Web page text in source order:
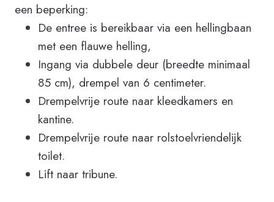
een beperking:
De entree is bereikbaar via een hellingbaan
met een flauwe helling,
Ingang via dubbele deur (breedte minimaal
85 cm), drempel van 6 centimeter.
Drempelvrije route naar kleedkamers en
kantine.
Drempelvrije route naar rolstoelvriendelijk
toilet.
Lift naar tribune.